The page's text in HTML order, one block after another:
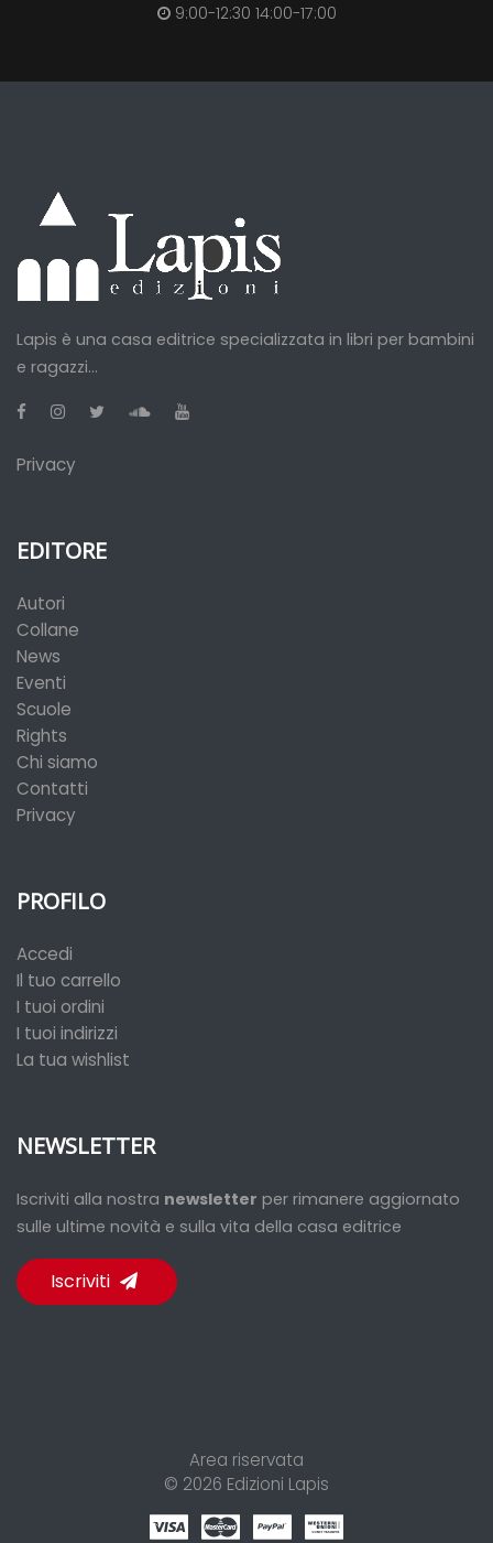
9:00-12:30 14:00-17:00
Lapis è una casa editrice specializzata in libri per bambini
e ragazzi...
Privacy
EDITORE
Autori
Collane
News
Eventi
Scuole
Rights
Chi siamo
Contatti
Privacy
PROFILO
Accedi
Il tuo carrello
I tuoi ordini
I tuoi indirizzi
La tua wishlist
NEWSLETTER
Iscriviti alla nostra newsletter per rimanere aggiornato
sulle ultime novità e sulla vita della casa editrice
Iscriviti
Area riservata
© 2026 Edizioni Lapis